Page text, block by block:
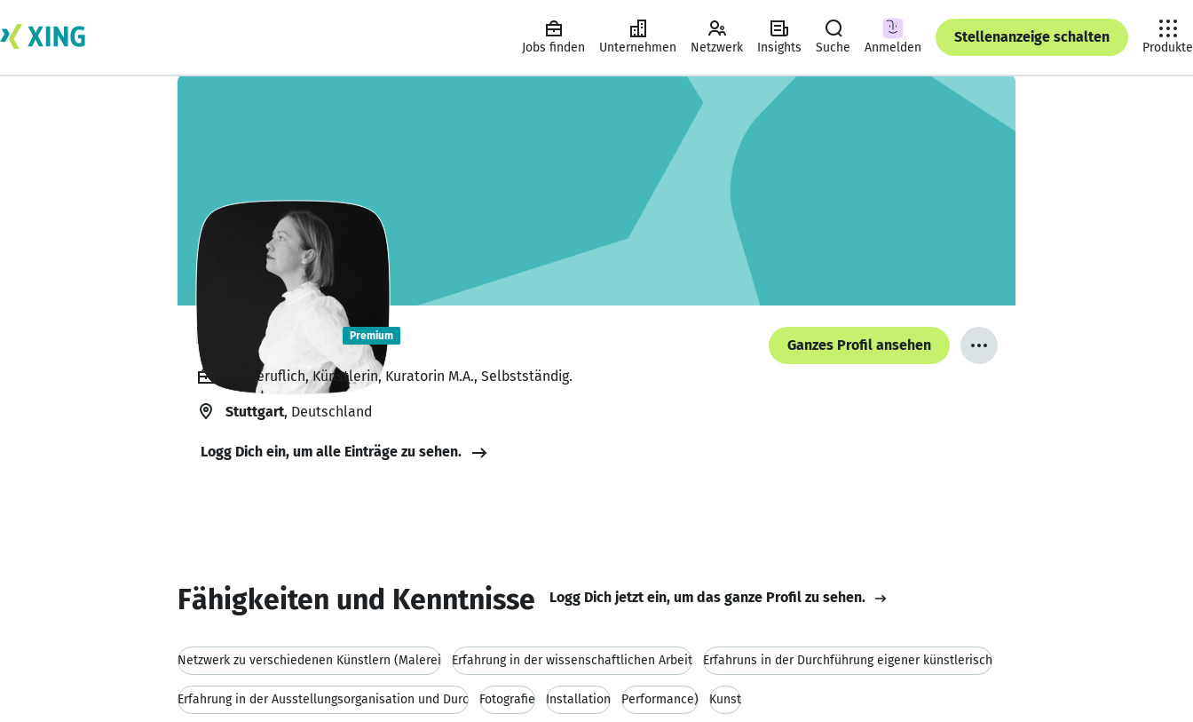
Jobs finden Unternehmen Netzwerk Insights Suche Anmelden
Stellenanzeige schalten
Produkte
Iduna Imiela Premium
Ganzes Profil ansehen
Freiberuflich, Künstlerin, Kuratorin M.A., Selbstständig.
Stuttgart, Deutschland
Logg Dich ein, um alle Einträge zu sehen.
Fähigkeiten und Kenntnisse Logg Dich jetzt ein, um das ganze Profil zu sehen.
Netzwerk zu verschiedenen Künstlern (Malerei Erfahrung in der wissenschaftlichen Arbeit Erfahruns in der Durchführung eigener künstlerisch
Erfahrung in der Ausstellungsorganisation und Durc Fotografie Installation Performance) Kunst